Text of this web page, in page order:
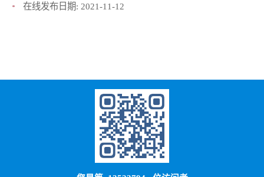
在线发布日期: 2021-11-12